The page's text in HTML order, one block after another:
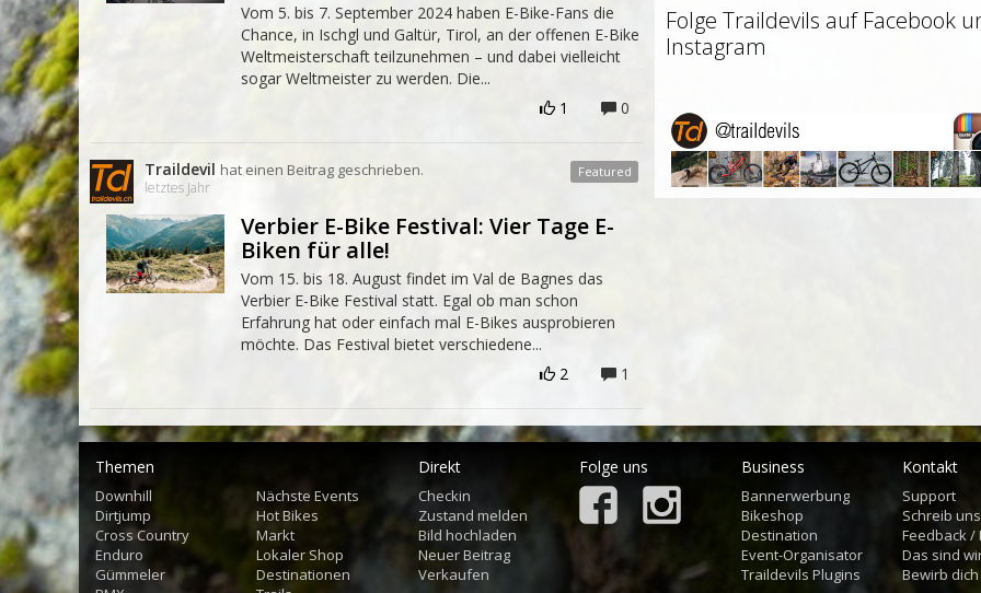
Folge Traildevils auf Facebook
Instagram
Vom 5. bis 7. September 2024 haben E-Bike-Fans die
Chance, in Ischgl und Galtür, Tirol, an der offenen E-Bike
Weltmeisterschaft teilzunehmen – und dabei vielleicht
sogar Weltmeister zu werden. Die...
1
0
Traildevil hat einen Beitrag geschrieben.
letztes Jahr
Verbier E-Bike Festival: Vier Tage E-
Biken für alle!
Vom 15. bis 18. August findet im Val de Bagnes das
Verbier E-Bike Festival statt. Egal ob man schon
Erfahrung hat oder einfach mal E-Bikes ausprobieren
möchte. Das Festival bietet verschiedene...
2
1
Themen
Downhill
Dirtjump
Cross Country
Enduro
Gümmeler
Nächste Events
Hot Bikes
Markt
Lokaler Shop
Destinationen
Direkt
Checkin
Zustand melden
Bild hochladen
Neuer Beitrag
Verkaufen
Folge uns Business
Bannerwerbung
Bikeshop
Destination
Event-Organisator
Traildevils Plugins
Kontakt
Support
Schreib uns
Feedback /
Das sind
Bewirb dich